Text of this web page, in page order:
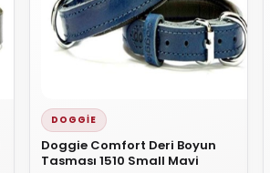
DOGGIE
Doggie Comfort Deri Boyun
Tasması 1510 Small Mavi